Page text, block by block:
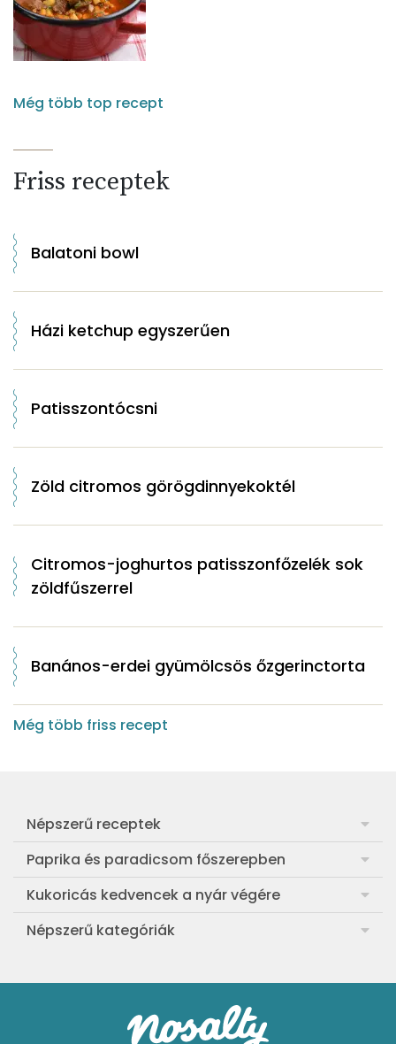
Még több top recept
Friss receptek
Balatoni bowl
Házi ketchup egyszerűen
Patisszontócsni
Zöld citromos görögdinnyekoktél
Citromos-joghurtos patisszonfőzelék sok
zöldfűszerrel
Banános-erdei gyümölcsös őzgerinctorta
Még több friss recept
Népszerű receptek
Frankfurti leves
Egyszerű muffin
Aranygaluska
Egyszerű krumplifőzelék
Klasszikus madártej
Paprika és paradicsom főszerepben
Pan con Tomate
Paradicsom és paprika eltevése télre
Paradicsomos húsgombóc
Paradicsomos flat tart leveles tésztából
Kukoricás kedvencek a nyár végére
Legfinomabb főtt kukorica
Bang bang kukorica
Szójás-vajas grillkukoricák
Népszerű kategóriák